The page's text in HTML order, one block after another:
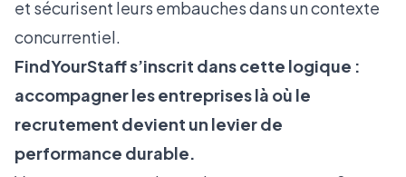
et sécurisent leurs embauches dans un contexte
concurrentiel.
FindYourStaff s’inscrit dans cette logique :
accompagner les entreprises là où le
recrutement devient un levier de
performance durable.